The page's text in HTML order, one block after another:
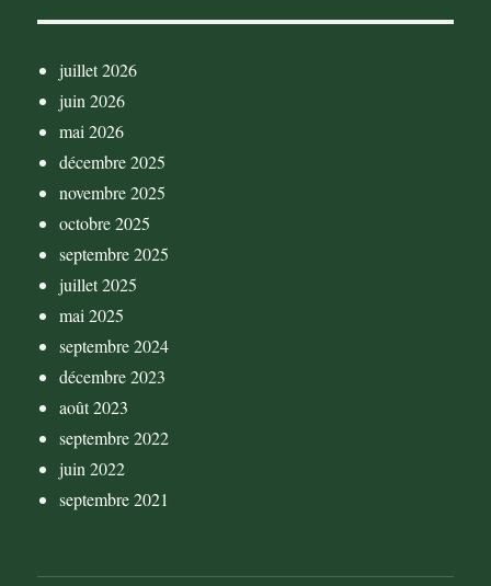
juillet 2026
juin 2026
mai 2026
décembre 2025
novembre 2025
octobre 2025
septembre 2025
juillet 2025
mai 2025
septembre 2024
décembre 2023
août 2023
septembre 2022
juin 2022
septembre 2021